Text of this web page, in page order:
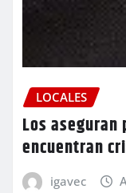
LOCALES
Los
encuentran
igavec